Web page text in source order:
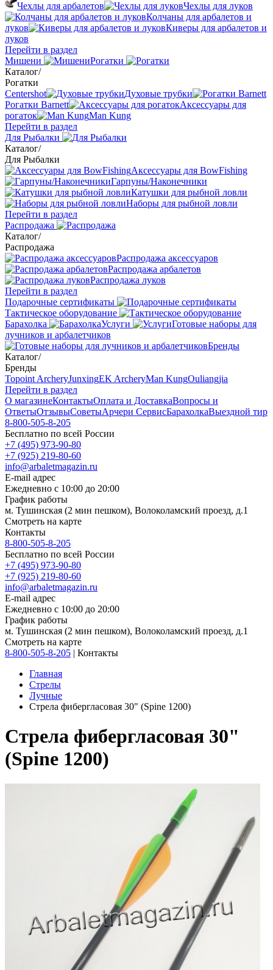
Чехлы для арбалетов
Чехлы для луков
Колчаны для арбалетов и
луков
Киверы для арбалетов и
луков
Перейти в раздел
Мишени
Рогатки
Каталог/
Рогатки
Centershot
Духовые трубки
Рогатки Barnett
Аксессуары для
рогаток
Man Kung
Перейти в раздел
Для Рыбалки
Каталог/
Для Рыбалки
Аксессуары для BowFishing
Гарпуны/Наконечники
Катушки для рыбной ловли
Наборы для рыбной ловли
Перейти в раздел
Распродажа
Каталог/
Распродажа
Распродажа аксессуаров
Распродажа арбалетов
Распродажа луков
Перейти в раздел
Подарочные сертификаты
Тактическое оборудование
Барахолка
Услуги
Готовые наборы для
лучников и арбалетчиков
Бренды
Каталог/
Бренды
Topoint ArcheryJunxingEK ArcheryMan KungOuliangjia
Перейти в раздел
О магазинеКонтактыОплата и ДоставкаВопросы и
ОтветыОтзывыСоветыАрчери СервисБарахолкаВыездной тир
8-800-505-8-205
Бесплатно по всей России
+7 (495) 973-90-80
+7 (925) 219-80-60
info@arbaletmagazin.ru
E-mail адрес
Ежедневно с 10:00 до 20:00
График работы
м. Тушинская (2 мин пешком), Волоколамский проезд, д.1
Смотреть на карте
Контакты
8-800-505-8-205
Бесплатно по всей России
+7 (495) 973-90-80
+7 (925) 219-80-60
info@arbaletmagazin.ru
E-mail адрес
Ежедневно с 10:00 до 20:00
График работы
м. Тушинская (2 мин пешком), Волоколамский проезд, д.1
Смотреть на карте
8-800-505-8-205 | Контакты
Главная
Стрелы
Лучные
Стрела фибергласовая 30" (Spine 1200)
Стрела фибергласовая 30"
(Spine 1200)